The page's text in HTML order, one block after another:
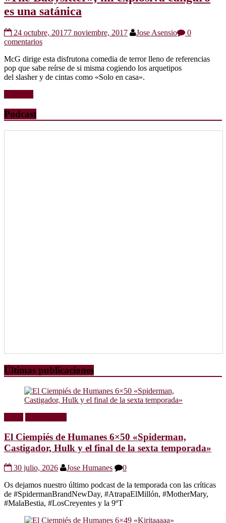
es una satánica
24 octubre, 20177 noviembre, 2017 Jose Asensio
0
comentarios
McG dirige esta disfrutona comedia de terror lleno de referencias
pop que sabe reírse de si misma cogiendo los arquetipos
del slasher y de cintas como «Solo en casa».
Podcast
Últimas publicaciones
El Ciempiés de Humanes 6×50 «Spiderman,
Castigador, Hulk y el final de la sexta temporada»
30 julio, 2026 Jose Humanes
0
Os dejamos nuestro último podcast de la temporada con las críticas
de #SpidermanBrandNewDay, #AtrapaElMillón, #MotherMary,
#MalaBestia, #LosCreyentes y la 9ºT